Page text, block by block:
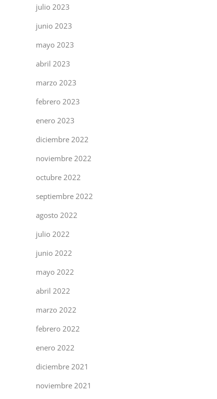
julio 2023
junio 2023
mayo 2023
abril 2023
marzo 2023
febrero 2023
enero 2023
diciembre 2022
noviembre 2022
octubre 2022
septiembre 2022
agosto 2022
julio 2022
junio 2022
mayo 2022
abril 2022
marzo 2022
febrero 2022
enero 2022
diciembre 2021
noviembre 2021